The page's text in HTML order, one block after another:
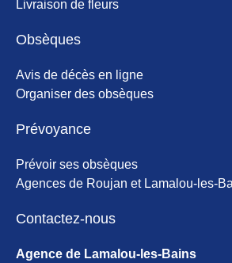
Livraison de fleurs
Obsèques
Avis de décès en ligne
Organiser des obsèques
Prévoyance
Prévoir ses obsèques
Agences de Roujan et Lamalou-les-
Contactez-nous
Agence de Lamalou-les-Bains